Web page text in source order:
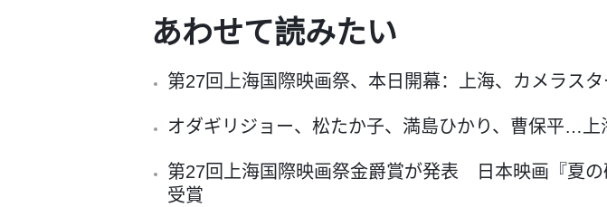
あわせて読みたい
第27回上海国際映画祭、本日開幕：上海、カメラスタ
オダギリジョー、松たか子、満島ひかり、曹保平…
第27回上海国際映画祭金爵賞が発表 日本映画『夏
受賞